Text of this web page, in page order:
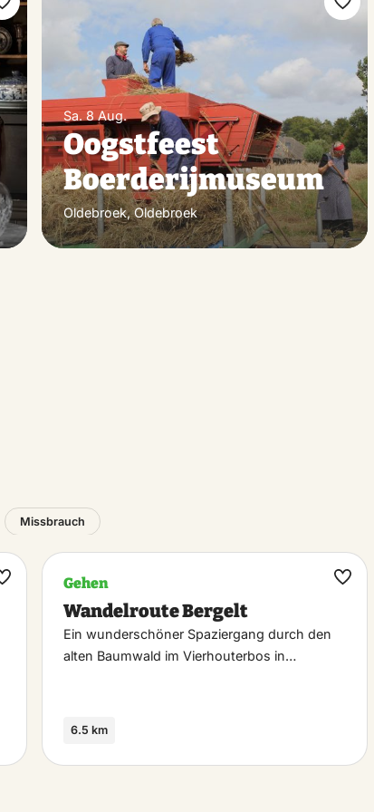
Favorit
machen
Sa. 8 Aug.
Oogstfeest
Boerderijmuseum
Oldebroek, Oldebroek
Missbrauch
Maak
Gehen
Wandelroute Bergelt
Ein wunderschöner Spaziergang durch den
alten Baumwald im Vierhouterbos in…
6.5 km
Maak